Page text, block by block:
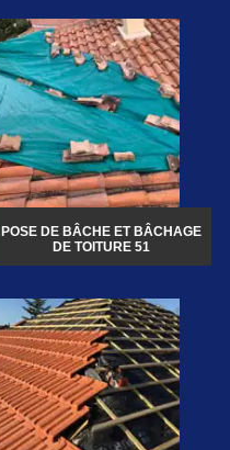
POSE DE BÂCHE ET BÂCHAGE
DE TOITURE 51